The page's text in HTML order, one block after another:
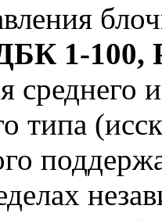
1-100,
среднего
типа